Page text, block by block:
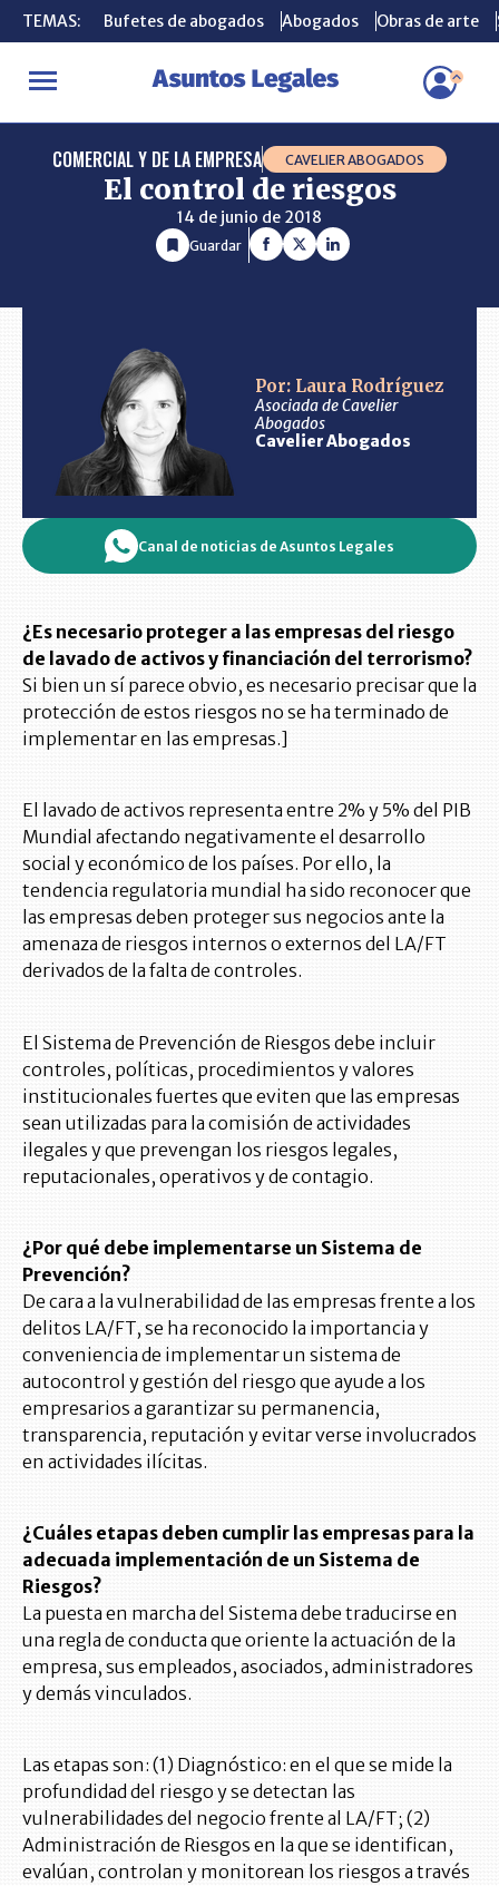
TEMAS: Bufetes de abogados Abogados Obras de arte
INICIO CONSULTORIO El control de riesgos
TEMAS: Bufetes de abogados Abogados Obras de arte
COMERCIAL Y DE LA EMPRESA CAVELIER ABOGADOS
El control de riesgos
14 de junio de 2018
Guardar
Por: Laura Rodríguez
Asociada de Cavelier
Abogados
Cavelier Abogados
Canal de noticias de Asuntos Legales
¿Es necesario proteger a las empresas del riesgo
de lavado de activos y financiación del terrorismo?
Si bien un sí parece obvio, es necesario precisar que la
protección de estos riesgos no se ha terminado de
implementar en las empresas.]
El lavado de activos representa entre 2% y 5% del PIB
Mundial afectando negativamente el desarrollo
social y económico de los países. Por ello, la
tendencia regulatoria mundial ha sido reconocer que
las empresas deben proteger sus negocios ante la
amenaza de riesgos internos o externos del LA/FT
derivados de la falta de controles.
El Sistema de Prevención de Riesgos debe incluir
controles, políticas, procedimientos y valores
institucionales fuertes que eviten que las empresas
sean utilizadas para la comisión de actividades
ilegales y que prevengan los riesgos legales,
reputacionales, operativos y de contagio.
¿Por qué debe implementarse un Sistema de
Prevención?
De cara a la vulnerabilidad de las empresas frente a los
delitos LA/FT, se ha reconocido la importancia y
conveniencia de implementar un sistema de
autocontrol y gestión del riesgo que ayude a los
empresarios a garantizar su permanencia,
transparencia, reputación y evitar verse involucrados
en actividades ilícitas.
¿Cuáles etapas deben cumplir las empresas para la
adecuada implementación de un Sistema de
Riesgos?
La puesta en marcha del Sistema debe traducirse en
una regla de conducta que oriente la actuación de la
empresa, sus empleados, asociados, administradores
y demás vinculados.
Las etapas son: (1) Diagnóstico: en el que se mide la
profundidad del riesgo y se detectan las
vulnerabilidades del negocio frente al LA/FT; (2)
Administración de Riesgos en la que se identifican,
evalúan, controlan y monitorean los riesgos a través